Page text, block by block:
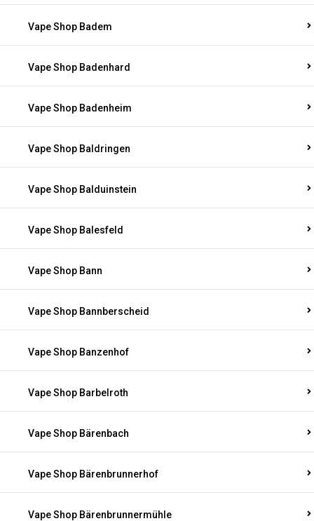
Vape Shop Badem
Vape Shop Badenhard
Vape Shop Badenheim
Vape Shop Baldringen
Vape Shop Balduinstein
Vape Shop Balesfeld
Vape Shop Bann
Vape Shop Bannberscheid
Vape Shop Banzenhof
Vape Shop Barbelroth
Vape Shop Bärenbach
Vape Shop Bärenbrunnerhof
Vape Shop Bärenbrunnermühle